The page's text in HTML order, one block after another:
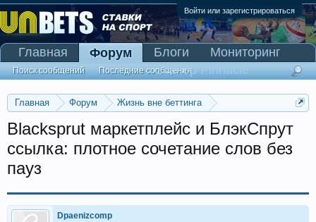
Войти или зарегистрироваться
Главная Форум
Жизнь вне беттинга
Blacksprut маркетплейс и БлэкСпрут
ссылка: плотное сочетание слов без
пауз
Dpaenizcomp
Главная Форум
Поиск сообщений Последние сообщения
Блоги
Мониторинг
Сканер Pinnacle